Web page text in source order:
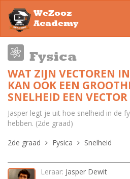
WeZooz
Academy
Fysica
WAT ZIJN VECTOREN
KAN OOK EEN
SNELHEID EEN
Jasper legt je uit hoe snelheid in de
hebben. (2de graad)
2de graad
Fysica Snelheid
Leraar: Jasper Dewit